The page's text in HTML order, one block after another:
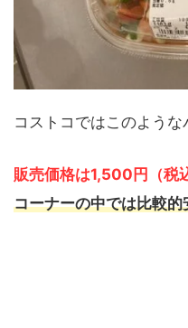
コストコではこのような
販売価格は1,500円（税
コーナーの中では比較